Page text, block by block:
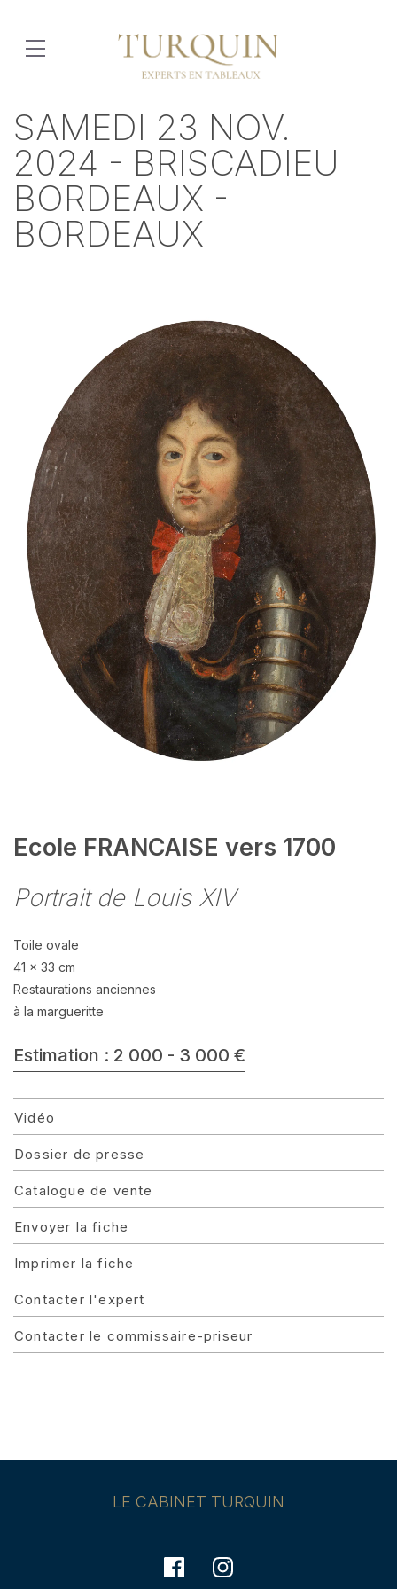
SAMEDI 23 NOV.
2024 - BRISCADIEU
BORDEAUX -
BORDEAUX
Ecole FRANCAISE vers 1700
Portrait de Louis XIV
Toile ovale
41 x 33 cm
Restaurations anciennes
à la margueritte
Estimation : 2 000 - 3 000 €
Vidéo
Dossier de presse
Catalogue de vente
Envoyer la fiche
Imprimer la fiche
Contacter l'expert
Contacter le commissaire-priseur
LE CABINET TURQUIN